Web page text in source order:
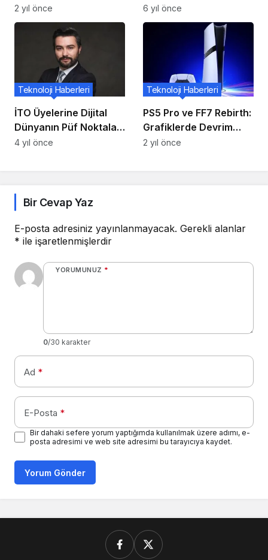
Eylülde Gelebilir
2 yıl önce
Otomobil 2021
Mercedes-AMG GT
Coupe Tanıtıldı!
6 yıl önce
İTO Üyelerine Dijital
Dünyanın Püf Noktaları
Anlatıldı
Teknoloji Haberleri
4 yıl önce
PS5 Pro ve FF7 Rebirth:
Grafiklerde Devrim
Yapan Yenilikler
Teknoloji Haberleri
2 yıl önce
Bir Cevap Yaz
E-posta adresiniz yayınlanmayacak. Gerekli alanlar
* ile işaretlenmişlerdir
YORUMUNUZ *
0/30 karakter
Ad *
E-Posta *
Bir dahaki sefere yorum yaptığımda kullanılmak üzere adımı, e-
posta adresimi ve web site adresimi bu tarayıcıya kaydet.
Yorum Gönder